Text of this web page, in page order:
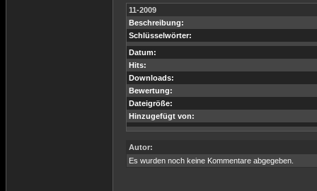
11-2009
Beschreibung:
Schlüsselwörter:
Datum:
Hits:
Downloads:
Bewertung:
Dateigröße:
Hinzugefügt von:
Autor:
Es wurden noch keine Kommentare abgegeben.